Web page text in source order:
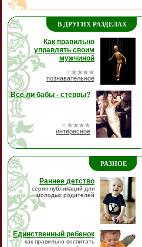
В ДРУГИХ РАЗДЕЛАХ
Как правильно
управлять своим
мужчиной
познавательное
Все ли бабы - стервы?
интересное
РАЗНОЕ
Раннее детство
серия публикаций для
молодых родителей
Единственный ребенок
как правильно воспитать